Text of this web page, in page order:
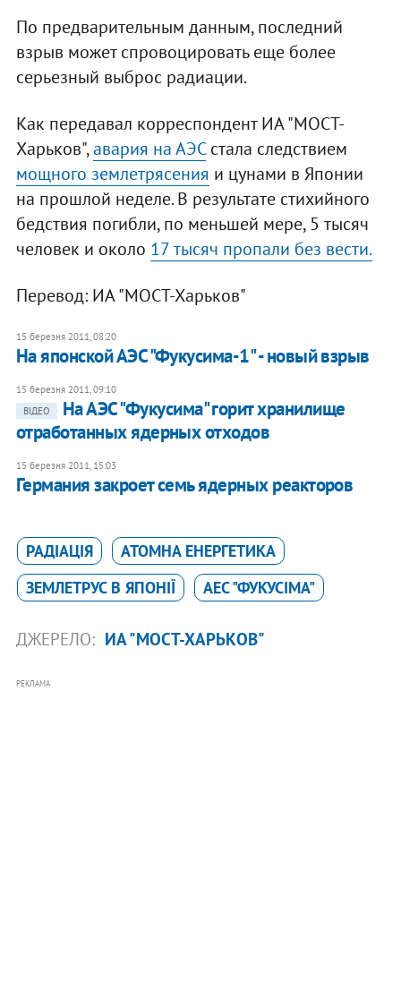
По предварительным данным, последний
взрыв может спровоцировать еще более
серьезный выброс радиации.
Как передавал корреспондент ИА "МОСТ-
Харьков",авария на АЭСстала следствием
мощного землетрясения и цунами в Японии
на прошлой неделе. В результате стихийного
бедствия погибли, по меньшей мере, 5 тысяч
человек и около 17 тысяч пропали без вести.
Перевод: ИА "МОСТ-Харьков"
15 березня 2011, 08:20
На японской АЭС "Фукусима-1" - новый взрыв
15 березня 2011, 09:10
ВІДЕО
На АЭС "Фукусима" горит хранилище
отработанных ядерных отходов
15 березня 2011, 15:03
Германия закроет семь ядерных реакторов
РАДІАЦІЯ
АТОМНА ЕНЕРГЕТИКА
ЗЕМЛЕТРУС В ЯПОНІЇ
АЕС "ФУКУСІМА"
ДЖЕРЕЛО: ИА "МОСТ-ХАРЬКОВ"
РЕКЛАМА